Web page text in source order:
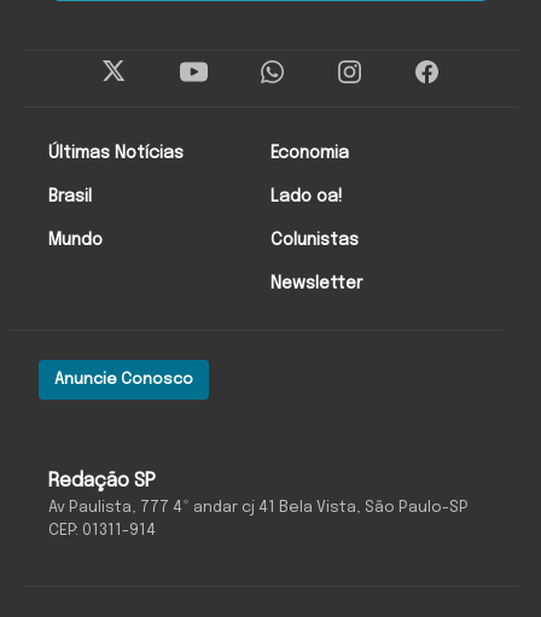
Redação SP
Av Paulista, 777 4º andar cj 41 Bela Vista, São Paulo-SP
CEP: 01311-914
Anuncie Conosco
Últimas Notícias
Brasil
Mundo
Economia
Lado oa!
Colunistas
Newsletter